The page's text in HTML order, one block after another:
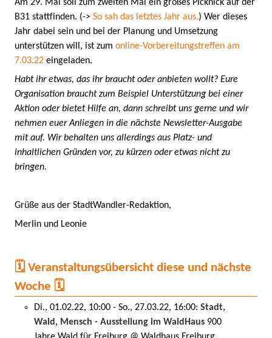
Am 29. Mai soll zum zweiten Mal ein großes Picknick auf der
B31 stattfinden. (-> So sah das letztes Jahr aus.) Wer dieses
Jahr dabei sein und bei der Planung und Umsetzung
unterstützen will, ist zum online-Vorbereitungstreffen am
7.03.22 eingeladen.
Habt ihr etwas, das ihr braucht oder anbieten wollt? Eure
Organisation braucht zum Beispiel Unterstützung bei einer
Aktion oder bietet Hilfe an, dann schreibt uns gerne und wir
nehmen euer Anliegen in die nächste Newsletter-Ausgabe
mit auf. Wir behalten uns allerdings aus Platz- und
inhaltlichen Gründen vor, zu kürzen oder etwas nicht zu
bringen.
Grüße aus der StadtWandler-Redaktion,
Merlin und Leonie
🗓️ Veranstaltungsübersicht diese und nächste
Woche 🗓️
Di., 01.02.22, 10:00 - So., 27.03.22, 16:00: Stadt,
Wald, Mensch - Ausstellung im WaldHaus 900